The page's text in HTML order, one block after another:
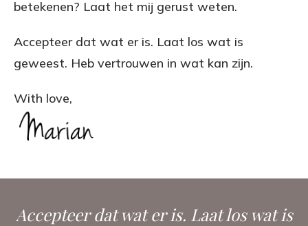
betekenen? Laat het mij gerust weten.
Accepteer dat wat er is. Laat los wat is
geweest. Heb vertrouwen in wat kan zijn.
With love,
Accepteer dat wat er is. Laat los wat is